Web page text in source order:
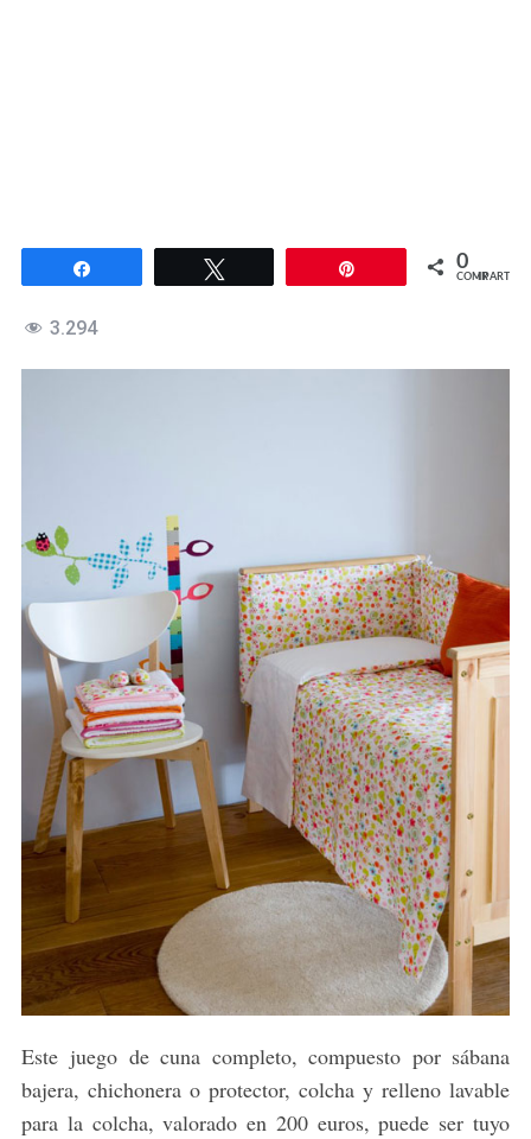
0
COMPARTIR
3.294
Este juego de cuna completo, compuesto por sábana
bajera, chichonera o protector, colcha y relleno lavable
para la colcha, valorado en 200 euros, puede ser tuyo